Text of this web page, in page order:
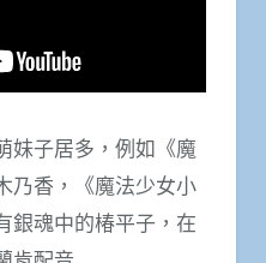
妹子居多，例如《魔
乃香，《魔法少女小
銀魂中的椿平子，在